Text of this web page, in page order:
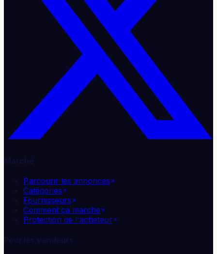
Marché
Parcourir les annonces
Catégories
Fournisseurs
Comment ça marche
Protection de l'acheteur
Pour les vendeurs